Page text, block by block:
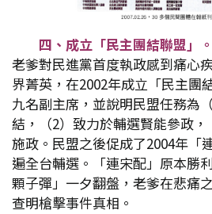
四、成立「民主團結聯盟」。
老爹對民進黨首度執政感到痛心
界菁英，在2002年成立「民主團
九名副主席，並說明民盟任務為
結，（2）致力於輔選賢能參政
施政。民盟之後促成了2004年「
遍全台輔選。「連宋配」原本勝
顆子彈」一夕翻盤，老爹在悲痛
查明槍擊事件真相。